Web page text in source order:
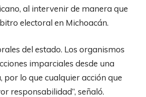
al intervenir de manera que
electoral en Michoacán.
del estado. Los organismos
imparciales desde una
lo que cualquier acción que
responsabilidad”, señaló.